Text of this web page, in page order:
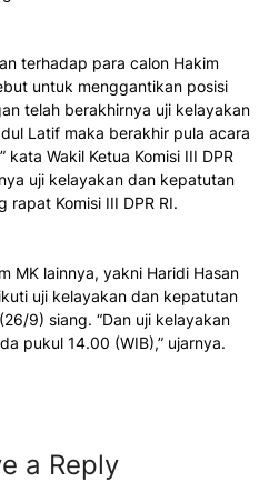
terhadap para calon Hakim
untuk menggantikan posisi
telah berakhirnya uji kelayakan
Latif maka berakhir pula acara
kata Wakil Ketua Komisi III DPR
uji kelayakan dan kepatutan
Komisi III DPR RI.
MK lainnya, yakni Haridi Hasan
uji kelayakan dan kepatutan
9) siang. “Dan uji kelayakan
pukul 14.00 (WIB),” ujarnya.
a Reply